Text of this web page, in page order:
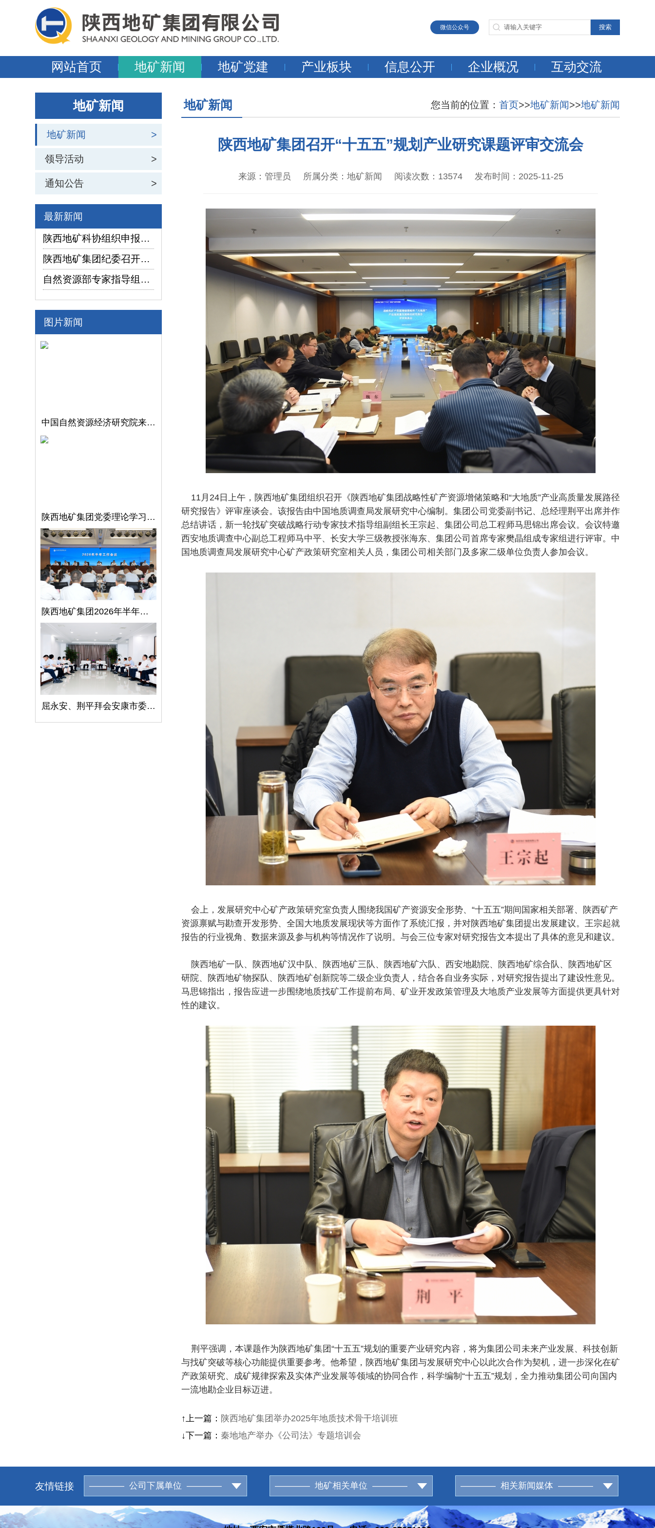
微信公众号
网站首页 地矿新闻 地矿党建 产业板块 信息公开 企业概况 互动交流
地矿新闻
地矿新闻 >
领导活动 >
通知公告 >
最新新闻
陕西地矿科协组织申报项目在2026年陕西省企业“三新三小”创新竞赛中喜获佳绩
陕西地矿集团纪委召开2026年上半年纪检监察工作座谈交流暨制度建设座谈会
自然资源部专家指导组深入陕西省镇坪县红阳萤石矿普查项目调研指导工作
图片新闻
中国自然资源经济研究院来陕西地矿集团开展调研交流
陕西地矿集团党委理论学习中心组召开第5次学习（扩大）会议
陕西地矿集团2026年半年工作会议在西安召开
屈永安、荆平拜会安康市委书记柯昌万
地矿新闻 您当前的位置： 首页>>地矿新闻>>地矿新闻
陕西地矿集团召开“十五五”规划产业研究课题评审交流会
来源：管理员 所属分类：地矿新闻 阅读次数：13574 发布时间：2025-11-25
11月24日上午，陕西地矿集团组织召开《陕西地矿集团战略性矿产资源增储策略和“大地质”产业高质量发展路径
研究报告》评审座谈会。该报告由中国地质调查局发展研究中心编制。集团公司党委副书记、总经理荆平出席并作
总结讲话，新一轮找矿突破战略行动专家技术指导组副组长王宗起、集团公司总工程师马思锦出席会议。会议特邀
西安地质调查中心副总工程师马中平、长安大学三级教授张海东、集团公司首席专家樊晶组成专家组进行评审。中
国地质调查局发展研究中心矿产政策研究室相关人员，集团公司相关部门及多家二级单位负责人参加会议。
会上，发展研究中心矿产政策研究室负责人围绕我国矿产资源安全形势、“十五五”期间国家相关部署、陕西矿产
资源禀赋与勘查开发形势、全国大地质发展现状等方面作了系统汇报，并对陕西地矿集团提出发展建议。王宗起就
报告的行业视角、数据来源及参与机构等情况作了说明。与会三位专家对研究报告文本提出了具体的意见和建议。
陕西地矿一队、陕西地矿汉中队、陕西地矿三队、陕西地矿六队、西安地勘院、陕西地矿综合队、陕西地矿区
研院、陕西地矿物探队、陕西地矿创新院等二级企业负责人，结合各自业务实际，对研究报告提出了建设性意见。
马思锦指出，报告应进一步围绕地质找矿工作提前布局、矿业开发政策管理及大地质产业发展等方面提供更具针对
性的建议。
荆平强调，本课题作为陕西地矿集团“十五五”规划的重要产业研究内容，将为集团公司未来产业发展、科技创新
与找矿突破等核心功能提供重要参考。他希望，陕西地矿集团与发展研究中心以此次合作为契机，进一步深化在矿
产政策研究、成矿规律探索及实体产业发展等领域的协同合作，科学编制“十五五”规划，全力推动集团公司向国内
一流地勘企业目标迈进。
↑上一篇： 陕西地矿集团举办2025年地质技术骨干培训班
↓下一篇： 秦地地产举办《公司法》专题培训会
友情链接 ———— 公司下属单位 ———— ———— 地矿相关单位 ———— ———— 相关新闻媒体 ————